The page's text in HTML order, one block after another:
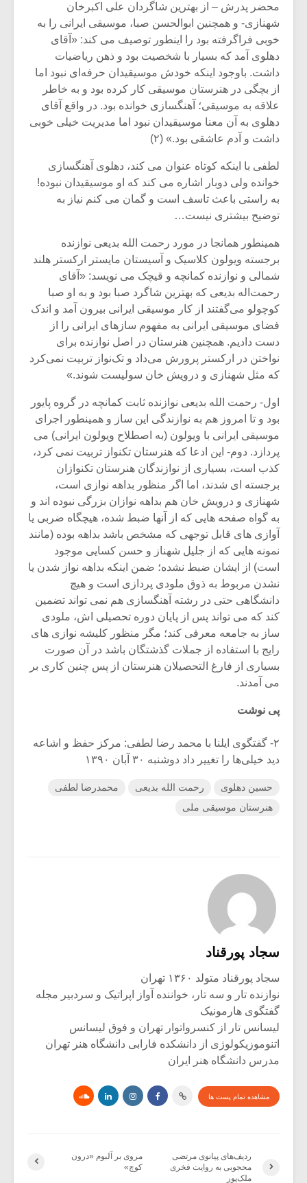
محضر پدرش – از بهترین شاگردان علی اکبرخان
شهنازی- و همچنین ابوالحسن صبا، موسیقی ایرانی را به
خوبی فراگرفته بود را اینطور توصیف می کند: «آقای
دهلوی آمد که بسیار با شخصیت بود و ذهن ریاضیات
داشت. باوجود اینکه خودش موسیقیدان حرفه‌ای نبود اما
از بچگی در هنرستان موسیقی کار کرده بود و به خاطر
علاقه به موسیقی؛ آهنگسازی خوانده بود. در واقع آقای
دهلوی به آن معنا موسیقیدان نبود اما مدیریت خیلی خوبی
داشت و آدم عاشقی بود.» (۲)
لطفی با اینکه کوتاه عنوان می کند، دهلوی آهنگسازی
خوانده ولی دوبار اشاره می کند که او موسیقیدان نبوده!
به راستی باعث تاسف است و گمان می کنم نیاز به
توضیح بیشتری نیست…
همینطور همانجا در مورد رحمت الله بدیعی نوازنده
برجسته ویولون کلاسیک و آسیستان مایستر ارکستر هلند
شمالی و نوازنده کمانچه و قیچک می نویسد: «آقای
رحمت‌اله بدیعی که بهترین شاگرد صبا بود و به او صبا
کوچولو می‌گفتند از کار موسیقی ایرانی بیرون آمد و اندک
فضای موسیقی ایرانی به مفهوم سازهای ایرانی را از
دست دادیم. همچنین هنرستان در اصل نوازنده برای
نواختن در ارکستر پرورش می‌داد و تک‌نواز تربیت نمی‌کرد
که مثل شهنازی و درویش خان سولیست شوند.»
اول- رحمت الله بدیعی نوازنده ثابت کمانچه در گروه پایور
بود و تا امروز هم به نوازندگی این ساز و همینطور اجرای
موسیقی ایرانی با ویولون (به اصطلاح ویولون ایرانی) می
پردازد. دوم- این ادعا که هنرستان تکنواز تربیت نمی کرد،
کذب است، بسیاری از نوازندگان هنرستان تکنوازان
برجسته ای شدند، اما اگر منظور بداهه نوازی است،
شهنازی و درویش خان هم بداهه نوازان بزرگی نبوده اند و
به گواه صفحه هایی که از آنها ضبط شده، هیچگاه ضربی یا
آوازی های قابل توجهی که مشخص باشد بداهه بوده (مانند
نمونه هایی که از جلیل شهناز و حسن کسایی موجود
است) از ایشان ضبط نشده؛ ضمن اینکه بداهه نواز شدن یا
نشدن مربوط به ذوق ملودی پردازی است و هیچ
دانشگاهی حتی در رشته آهنگسازی هم نمی تواند تضمین
کند که می تواند پس از پایان دوره تحصیلی اش، ملودی
ساز به جامعه معرفی کند؛ مگر منظور کلیشه نوازی های
رایج با استفاده از جملات گذشتگان باشد در آن صورت
بسیاری از فارغ التحصیلان هنرستان از پس چنین کاری بر
می آمدند.
پی نوشت
۲- گفتگوی ایلنا با محمد رضا لطفی: مرکز حفظ و اشاعه
دید خیلی‌ها را تغییر داد دوشنبه ۳۰ آبان ۱۳۹۰
حسین دهلوی رحمت الله بدیعی
محمدرضا لطفی
هنرستان موسیقی ملی
سجاد پورقناد
سجاد پورقناد متولد ۱۳۶۰ تهران
نوازنده تار و سه تار، خواننده آواز اپراتیک و سردبیر مجله
گفتگوی هارمونیک
لیسانس تار از کنسرواتوار تهران و فوق لیسانس
اتنوموزیکولوژی از دانشکده فارابی دانشگاه هنر تهران
مدرس دانشگاه هنر ایران
مشاهده تمام پست ها
مروی بر آلبوم «درون
کوچ»
ردیف‌های پیانوی مرتضی
محجوبی به روایت فخری
ملک‌پور
میکلوش روژا
متن فیلم «متری
شیش و نیم»
اگر نمی توانی
مشهورترین باشی،
بدنام ترین باش
موسیقی
سکانسی
موسیقی